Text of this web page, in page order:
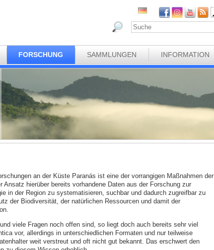
FORSCHUNG SAMMLUNGEN INFORMATION
an der Küste Paranás ist eine der vorrangigen Maßnahmen der
hierüber bereits vorhandene Daten aus der Forschung zur
in der Region zu systematisieren, suchbar und dadurch zugreifbar zu
der Biodiversität, der natürlichen Ressourcen und damit der
viele Fragen noch offen sind, so liegt doch auch bereits sehr viel
vor, allerdings in unterschiedlichen Formaten und nur teilweise
weit verstreut und oft nicht gut bekannt. Das erschwert den